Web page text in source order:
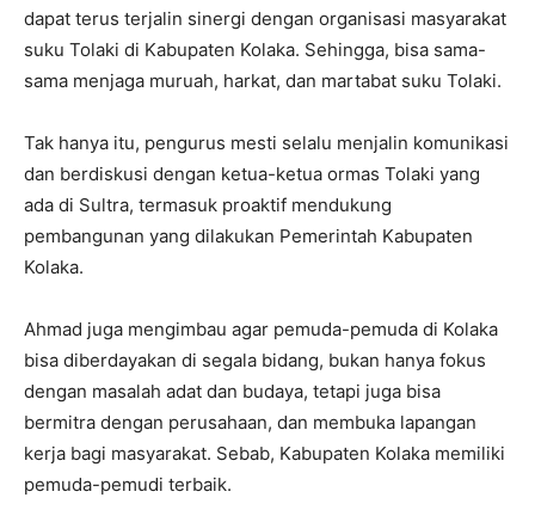
dapat terus terjalin sinergi dengan organisasi masyarakat
suku Tolaki di Kabupaten Kolaka. Sehingga, bisa sama-
sama menjaga muruah, harkat, dan martabat suku Tolaki.
Tak hanya itu, pengurus mesti selalu menjalin komunikasi
dan berdiskusi dengan ketua-ketua ormas Tolaki yang
ada di Sultra, termasuk proaktif mendukung
pembangunan yang dilakukan Pemerintah Kabupaten
Kolaka.
Ahmad juga mengimbau agar pemuda-pemuda di Kolaka
bisa diberdayakan di segala bidang, bukan hanya fokus
dengan masalah adat dan budaya, tetapi juga bisa
bermitra dengan perusahaan, dan membuka lapangan
kerja bagi masyarakat. Sebab, Kabupaten Kolaka memiliki
pemuda-pemudi terbaik.